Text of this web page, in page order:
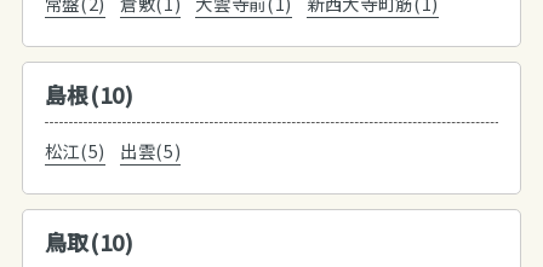
島根(10)
松江(5) 出雲(5)
鳥取(10)